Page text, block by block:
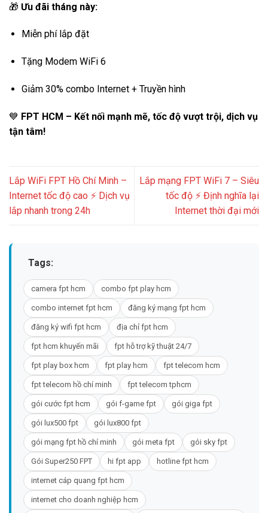
🎁 Ưu đãi tháng này:
Miễn phí lắp đặt
Tặng Modem WiFi 6
Giảm 30% combo Internet + Truyền hình
💙 FPT HCM – Kết nối mạnh mẽ, tốc độ vượt trội, dịch vụ
tận tâm!
Lắp WiFi FPT Hồ Chí Minh –
Internet tốc độ cao ⚡ Dịch vụ
lắp nhanh trong 24h
Lắp mạng FPT WiFi 7 – Siêu
tốc độ ⚡ Định nghĩa lại
Internet thời đại mới
Tags:
camera fpt hcm combo fpt play hcm
combo internet fpt hcm đăng ký mạng fpt hcm
đăng ký wifi fpt hcm địa chỉ fpt hcm
fpt hcm khuyến mãi fpt hỗ trợ kỹ thuật 24/7
fpt play box hcm fpt play hcm fpt telecom hcm
fpt telecom hồ chí minh fpt telecom tphcm
gói cước fpt hcm gói f-game fpt gói giga fpt
gói lux500 fpt gói lux800 fpt
gói mạng fpt hồ chí minh gói meta fpt gói sky fpt
Gói Super250 FPT hi fpt app hotline fpt hcm
internet cáp quang fpt hcm
internet cho doanh nghiệp hcm